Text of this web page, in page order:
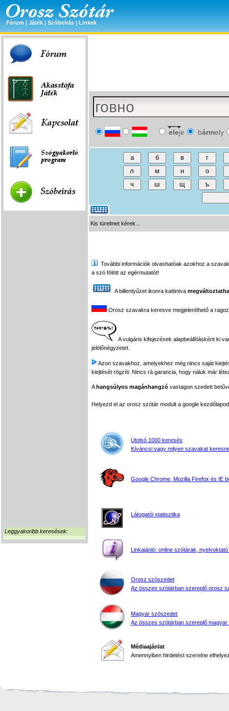
Fórum | Játék | Szóbeírás | Linkek
Leggyakoribb keresések:
eleje bármely
Kis türelmet kérek...
További információk olvashatóak azokhoz a
a szó fölött az egérmutatót!
A billentyűzet ikonra kattintva
Orosz szavakra keresve megjeleníthető a
A vulgáris kifejezések alapbeállításként ki
jelölőnégyzetet.
Azon szavakhoz, amelyekhez még nincs saját
kiejtését rögzíti. Nincs rá garancia, hogy náluk már
Ahangsúlyos magánhangzó vastagon szedett
Helyezd el az orosz szótár modult a google
Utolsó 1000 keresés
Kíváncsi vagy milyen szavakat
Google Chrome, Mozilla Firefox és IE
Látogatói statisztika
Linkajánló: online szótárak, nyelvoktató
Orosz szószedet
Az összes szótárban szereplő orosz
Magyar szószedet
Az összes szótárban szereplő magyar
Médiaajánlat
Amennyiben hirdetést szeretne